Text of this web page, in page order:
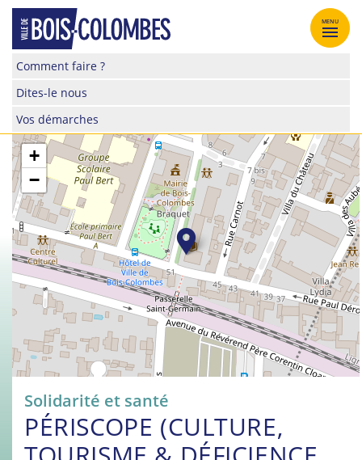
Skip
content
Site
de
la
de
Bois-
Colombes
Comment faire ?
Dites-le nous
Vos démarches
MENU
+
−
Solidarité et santé
PÉRISCOPE (CULTURE,